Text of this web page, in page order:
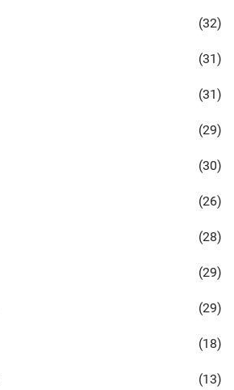
(32)
(31)
(31)
(29)
(30)
(26)
(28)
(29)
(29)
(18)
(13)